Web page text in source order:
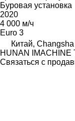
Буровая установка
2020
4 000 м/ч
Euro 3
Китай, Changsha
HUNAN IMACHINE
Связаться с